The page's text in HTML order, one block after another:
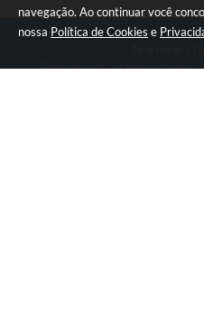
navegação. Ao continuar você
nossa Política de Cookies e
Endereço: Rua Minas